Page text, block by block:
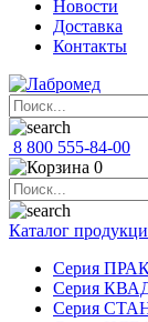
Новости
Доставка
Контакты
8 800 555-84-00
0
Каталог
Серия
Серия
Серия